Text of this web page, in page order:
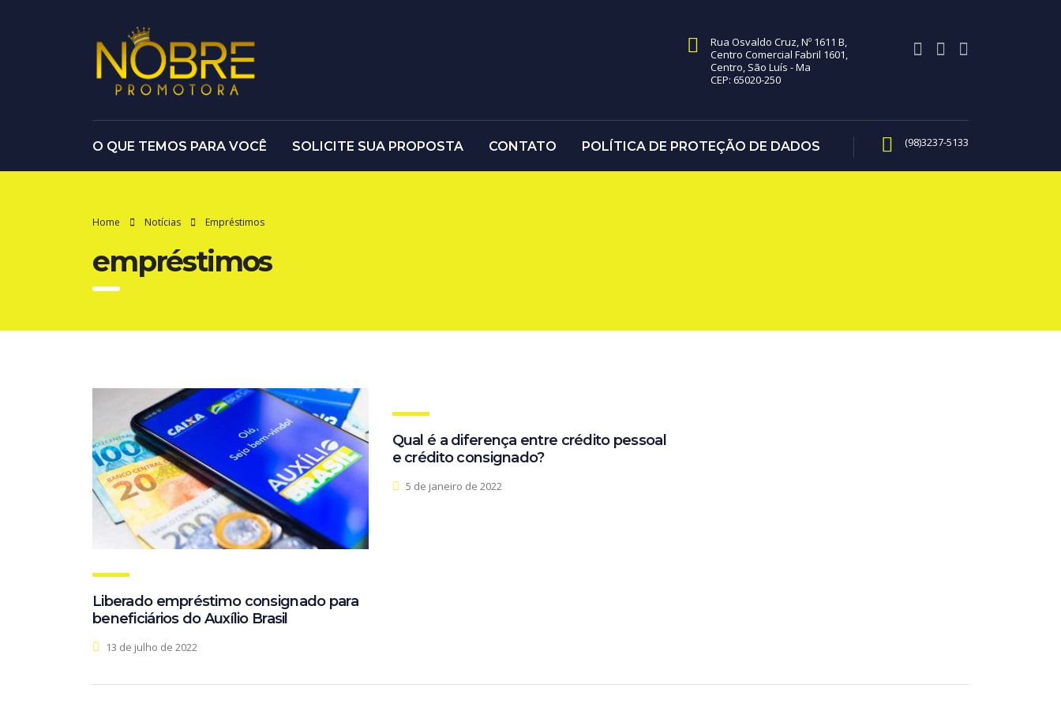
Rua Osvaldo Cruz, Nº 1611 B,
Centro Comercial Fabril 1601,
Centro, São Luís - Ma
CEP: 65020-250
O QUE TEMOS PARA VOCÊ SOLICITE SUA PROPOSTA CONTATO POLÍTICA DE PROTEÇÃO DE DADOS (98)3237-5133
Home Notícias Empréstimos
empréstimos
Liberado empréstimo consignado para
beneficiários do Auxílio Brasil
13 de julho de 2022
Qual é a diferença entre crédito pessoal
e crédito consignado?
5 de janeiro de 2022